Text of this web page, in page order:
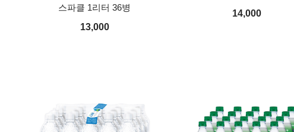
스파클 1리터 36병
13,000
14,000